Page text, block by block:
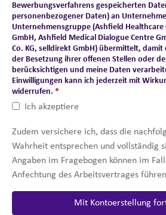
Bewerbungsverfahrens gespeicherten
personenbezogener Daten) an
Unternehmensgruppe (Ashfield Healthcare
GmbH, Ashfield Medical Dialogue Centre
Co. KG, selldirekt GmbH) übermittelt, damit
der Besetzung ihrer offenen Stellen oder
berücksichtigen und meine Daten
Einwilligungen kann ich jederzeit mit
widerrufen. *
Ich akzeptiere
Zudem versichere ich, dass die
Wahrheit entsprechen und vollständig
Angaben im Fragebogen können im
Anfechtung des Arbeitsvertrages
Mit Kontoerstellung